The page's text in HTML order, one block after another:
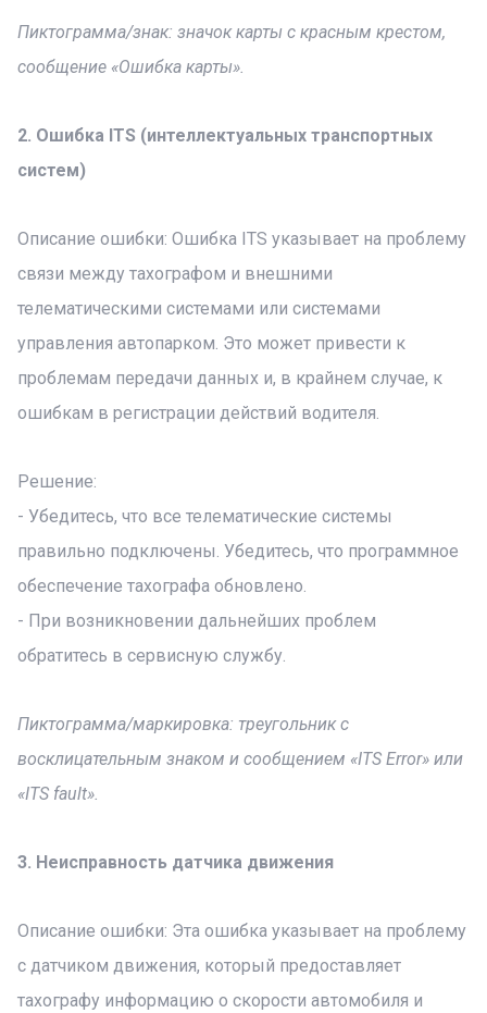
Пиктограмма/знак: значок карты с красным крестом,
сообщение «Ошибка карты».
2. Ошибка ITS (интеллектуальных транспортных
систем)
Описание ошибки: Ошибка ITS указывает на проблему
связи между тахографом и внешними
телематическими системами или системами
управления автопарком. Это может привести к
проблемам передачи данных и, в крайнем случае, к
ошибкам в регистрации действий водителя.
Решение:
- Убедитесь, что все телематические системы
правильно подключены. Убедитесь, что программное
обеспечение тахографа обновлено.
- При возникновении дальнейших проблем
обратитесь в сервисную службу.
Пиктограмма/маркировка: треугольник с
восклицательным знаком и сообщением «ITS Error» или
«ITS fault».
3. Неисправность датчика движения
Описание ошибки: Эта ошибка указывает на проблему
с датчиком движения, который предоставляет
тахографу информацию о скорости автомобиля и